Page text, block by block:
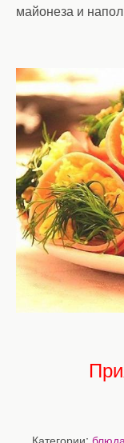
майонеза и
Категории: